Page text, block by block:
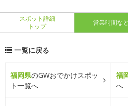
スポット詳細
トップ
営業時間な
一覧に戻る
福岡県のGWおでかけスポッ
ト一覧へ
福
へ